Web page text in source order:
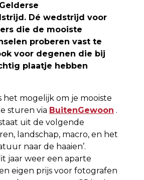
Dé wedstrijd voor
die de mooiste
proberen vast te
voor degenen die bij
plaatje hebben
het mogelijk om je mooiste
sturen via BuitenGewoon .
uit de volgende
landschap, macro, en het
naar de haaien’.
jaar weer een aparte
eigen prijs voor fotografen